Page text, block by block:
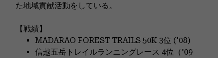
た地域貢献活動をしている。
【戦績】
MADARAO FOREST TRAILS 50K 3位 ('08)
信越五岳トレイルランニングレース 4位（'09